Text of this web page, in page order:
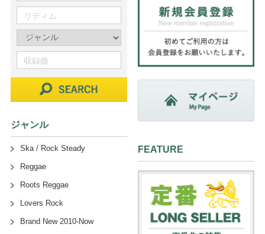
ジャンル
Ska / Rock Steady
Reggae
Roots Reggae
Lovers Rock
Brand New 2010-Now
FEATURE